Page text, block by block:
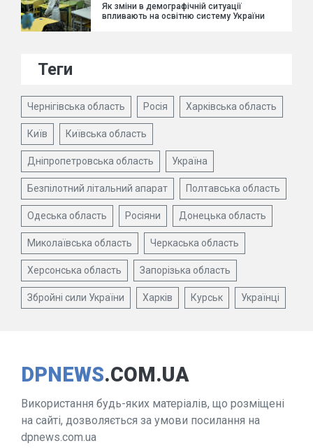
Як зміни в демографічній ситуації
впливають на освітню систему України
Теги
Чернігівська область Росія Харківська область
Київ Київська область
Дніпропетровська область Україна
Безпілотний літальний апарат Полтавська область
Одеська область Росіяни Донецька область
Миколаївська область Черкаська область
Херсонська область Запорізька область
Збройні сили України Харків Курськ Українці
DPNEWS.COM.UA
Використання будь-яких матеріалів, що розміщені
на сайті, дозволяється за умови посилання на
dpnews.com.ua